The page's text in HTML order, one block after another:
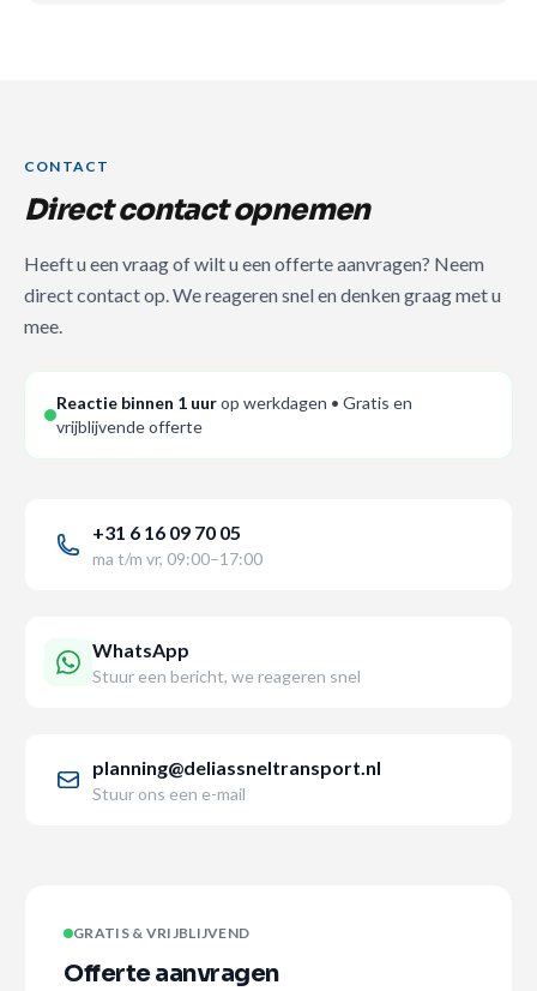
CONTACT
Direct contact opnemen
Heeft u een vraag of wilt u een offerte aanvragen? Neem
direct contact op. We reageren snel en denken graag met u
mee.
Reactie binnen 1 uurop werkdagen • Gratis en
vrijblijvende offerte
+31 6 16 09 70 05
ma t/m vr, 09:00–17:00
WhatsApp
Stuur een bericht, we reageren snel
planning@deliassneltransport.nl
Stuur ons een e-mail
GRATIS & VRIJBLIJVEND
Offerte aanvragen